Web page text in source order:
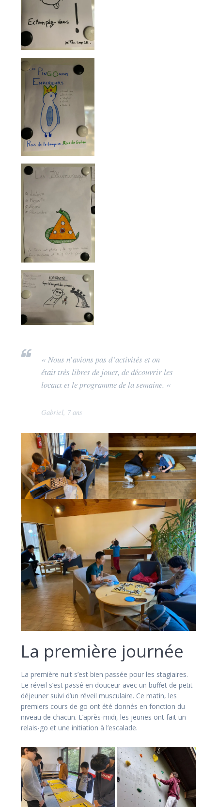
« Nous n’avions pas d’activités et on
était très libres de jouer, de découvrir les
locaux et le programme de la semaine. «
Gabriel, 7 ans
La première journée
La première nuit s’est bien passée pour les stagiaires.
Le réveil s’est passé en douceur avec un buffet de petit
déjeuner suivi d’un réveil musculaire. Ce matin, les
premiers cours de go ont été donnés en fonction du
niveau de chacun. L’après-midi, les jeunes ont fait un
relais-go et une initiation à l’escalade.